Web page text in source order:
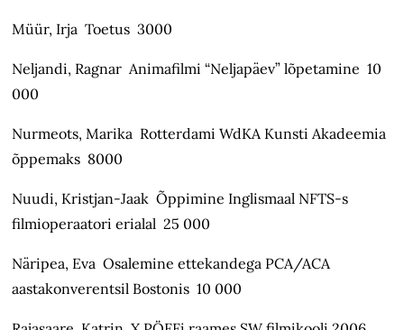
Müür, Irja Toetus 3000
Neljandi, Ragnar Animafilmi “Neljapäev” lõpetamine 10
000
Nurmeots, Marika Rotterdami WdKA Kunsti Akadeemia
õppemaks 8000
Nuudi, Kristjan-Jaak Õppimine Inglismaal NFTS-s
filmioperaatori erialal 25 000
Näripea, Eva Osalemine ettekandega PCA/ACA
aastakonverentsil Bostonis 10 000